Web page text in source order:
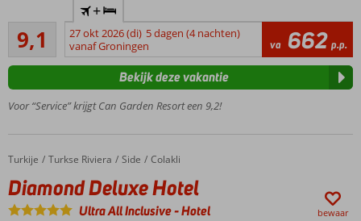
carterestaurants
Privéstrand
Zwembad
met
glijbanen
Comfortabele
9,1
Uitstekend
94
beoordelingen
+
27 okt 2026 (di) 5 dagen (4 nachten)
vanaf Groningen
va 662 p.p.
Voor “Service” krijgt Can Garden Resort een 9,2!
Bekijk deze vakantie
Home
Turkije Turkse Riviera Side Colakli
Diamond Deluxe Hotel
Diamond Deluxe Hotel
Ultra All Inclusive-Hotel bewaar